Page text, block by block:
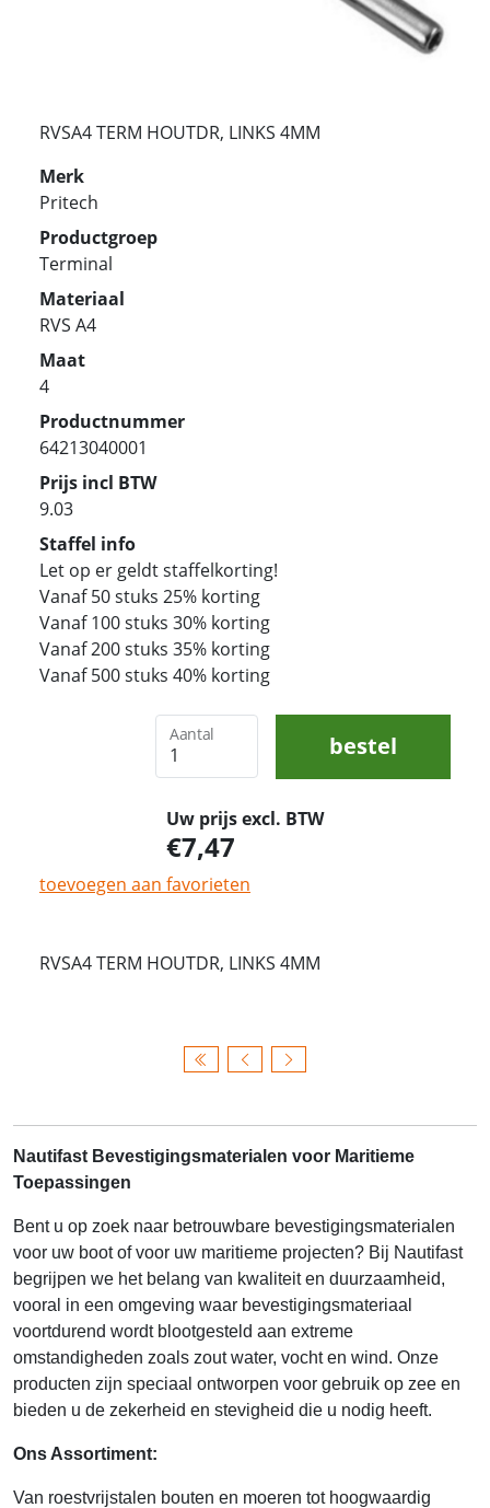
RVSA4 TERM HOUTDR, LINKS 4MM
Merk
Pritech
Productgroep
Terminal
Materiaal
RVS A4
Maat
4
Productnummer
64213040001
Prijs incl BTW
9.03
Staffel info
Let op er geldt staffelkorting!
Vanaf 50 stuks 25% korting
Vanaf 100 stuks 30% korting
Vanaf 200 stuks 35% korting
Vanaf 500 stuks 40% korting
Aantal bestel
Uw prijs excl. BTW
7,47
toevoegen aan favorieten
RVSA4 TERM HOUTDR, LINKS 4MM
Nautifast Bevestigingsmaterialen voor Maritieme
Toepassingen
Bent u op zoek naar betrouwbare bevestigingsmaterialen
voor uw boot of voor uw maritieme projecten? Bij Nautifast
begrijpen we het belang van kwaliteit en duurzaamheid,
vooral in een omgeving waar bevestigingsmateriaal
voortdurend wordt blootgesteld aan extreme
omstandigheden zoals zout water, vocht en wind. Onze
producten zijn speciaal ontworpen voor gebruik op zee en
bieden u de zekerheid en stevigheid die u nodig heeft.
Ons Assortiment:
Van roestvrijstalen bouten en moeren tot hoogwaardig